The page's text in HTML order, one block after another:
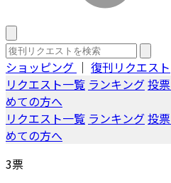
ショッピング ｜ 復刊リクエスト
リクエスト一覧 ランキング投
めての方へ
リクエスト一覧 ランキング投
めての方へ
3票